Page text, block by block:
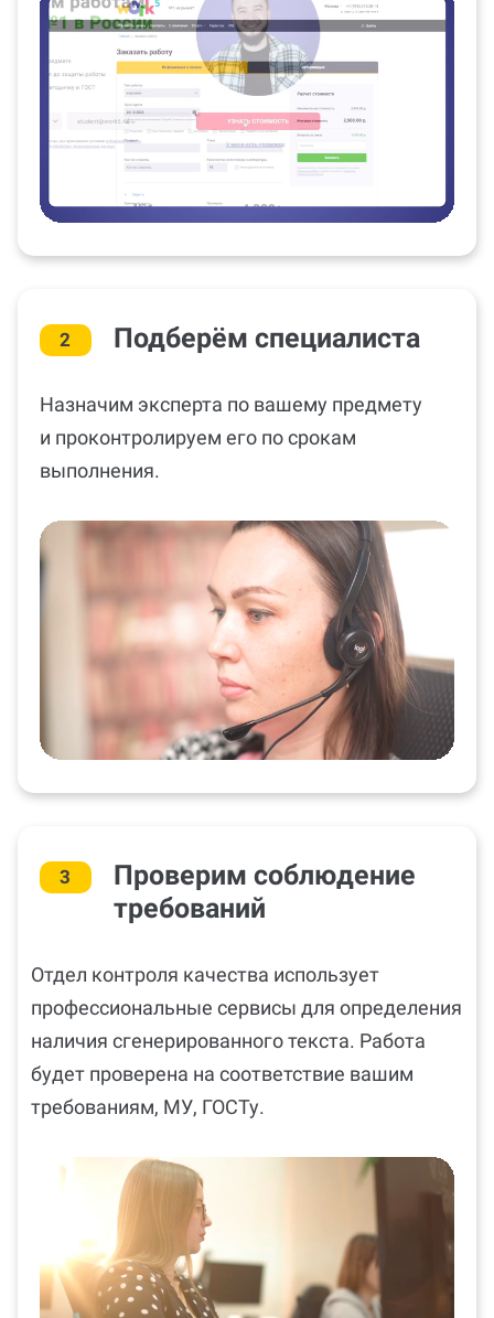
2 Подберём специалиста
Назначим эксперта по вашему предмету
и проконтролируем его по срокам
выполнения.
3
Проверим соблюдение
требований
Отдел контроля качества использует
профессиональные сервисы для определения
наличия сгенерированного текста. Работа
будет проверена на соответствие вашим
требованиям, МУ, ГОСТу.